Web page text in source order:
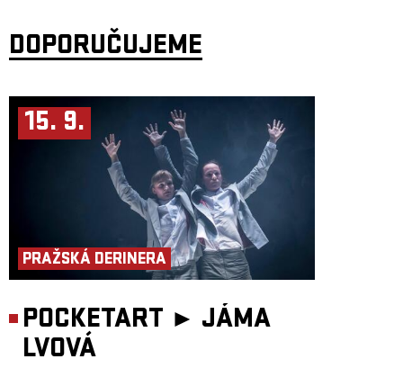
DOPORUČUJEME
15. 9.
PRAŽSKÁ DERINERA
POCKETART ► JÁMA
LVOVÁ